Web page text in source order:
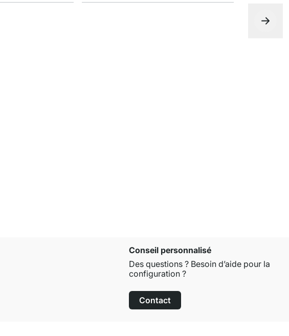
Conseil personnalisé
Des questions ? Besoin d’aide pour la
configuration ?
Contact